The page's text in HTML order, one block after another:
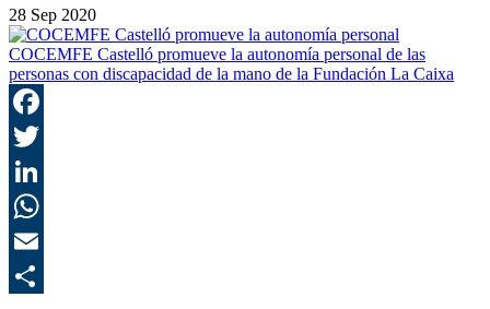
28 Sep 2020
COCEMFE Castelló promueve la autonomía personal de las
personas con discapacidad de la mano de la Fundación La Caixa